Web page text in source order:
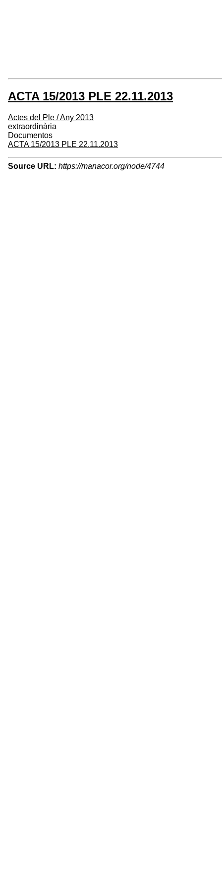
ACTA 15/2013 PLE 22.11.2013
Actes del Ple / Any 2013
extraordinària
Documentos
ACTA 15/2013 PLE 22.11.2013
Source URL: https://manacor.org/node/4744